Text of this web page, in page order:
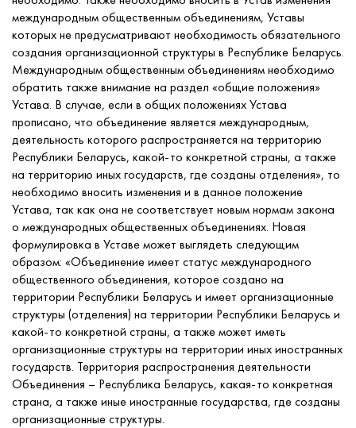
международным общественным объединениям, Уставы
которых не предусматривают необходимость обязательного
создания организационной структуры в Республике Беларусь.
Международным общественным объединениям необходимо
обратить также внимание на раздел «общие положения»
Устава. В случае, если в общих положениях Устава
прописано, что объединение является международным,
деятельность которого распространяется на территорию
Республики Беларусь, какой-то конкретной страны, а также
на территорию иных государств, где созданы отделения», то
необходимо вносить изменения и в данное положение
Устава, так как она не соответствует новым нормам закона
о международных общественных объединениях. Новая
формулировка в Уставе может выглядеть следующим
образом: «Объединение имеет статус международного
общественного объединения, которое создано на
территории Республики Беларусь и имеет организационные
структуры (отделения) на территории Республики Беларусь и
какой-то конкретной страны, а также может иметь
организационные структуры на территории иных иностранных
государств. Территория распространения деятельности
Объединения – Республика Беларусь, какая-то конкретная
страна, а также иные иностранные государства, где созданы
организационные структуры.